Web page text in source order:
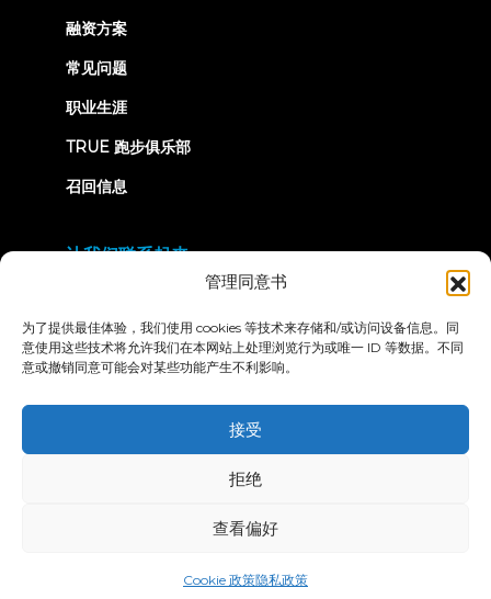
管理同意书
为了提供最佳体验，我们使用 cookies 等技术来存储和/或访问设备信息。同
意使用这些技术将允许我们在本网站上处理浏览行为或唯一 ID 等数据。不同
意或撤销同意可能会对某些功能产生不利影响。
接受
拒绝
查看偏好
Cookie 政策隐私政策
融资方案
常见问题
职业生涯
TRUE 跑步俱乐部
召回信息
让我们联系起来
© 2026 True Fitness. All Rights Reserved
隐私政策
条款和条件
无障碍声明